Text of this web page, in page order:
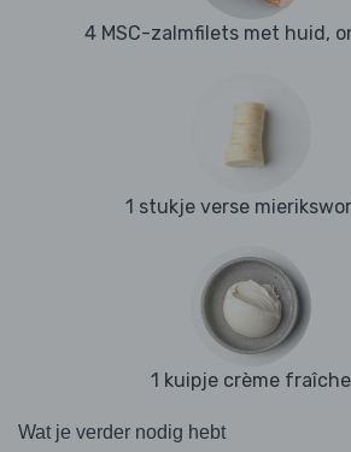
4 MSC-zalmfilets met huid,
1 stukje verse
1 kuipje crème fraîche
Wat je verder nodig hebt